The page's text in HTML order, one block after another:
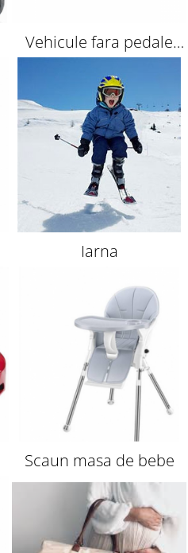
Vehicule fara pedale
copii
Iarna
Scaun masa de bebe